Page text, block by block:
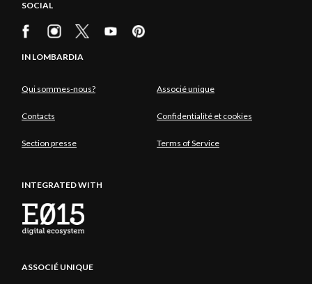
SOCIAL
IN LOMBARDIA
Qui sommes-nous? Associé unique
Contacts Confidentialité et cookies
Section presse Terms of Service
INTEGRATED WITH
ASSOCIÉ UNIQUE